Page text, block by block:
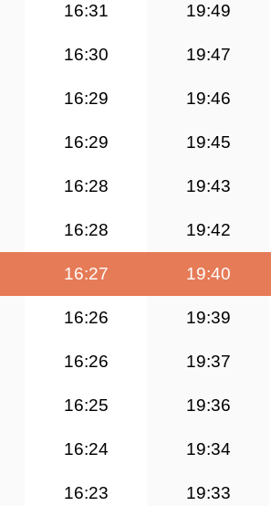
16:31 19:49
16:30 19:47
16:29 19:46
16:29 19:45
16:28 19:43
16:28 19:42
16:27 19:40
16:26 19:39
16:26 19:37
16:25 19:36
16:24 19:34
16:23 19:33